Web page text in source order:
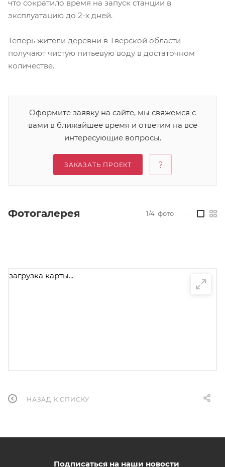
что сократило время на запуск станции в
эксплуатацию до 2-х дней.
Теперь жители деревни в Тверской области
получают чистую питьевую воду в достаточном
количестве.
Оформите заявку на сайте, мы свяжемся с
вами в ближайшее время и ответим на все
интересующие вопросы.
ЗАКАЗАТЬ ПРОЕКТ
Фотогалерея 1/4 фото
загрузка карты...
НАЗАД К СПИСКУ
Подписаться на наши новости